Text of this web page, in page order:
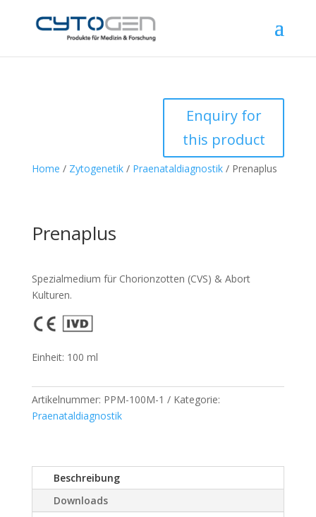
Enquiry for
this product
Home / Zytogenetik/ Praenataldiagnostik/ Prenaplus
Prenaplus
Spezialmedium für Chorionzotten (CVS) & Abort
Kulturen.
Einheit: 100 ml
Artikelnummer: PPM-100M-1
Kategorie:
Praenataldiagnostik
Beschreibung
Downloads